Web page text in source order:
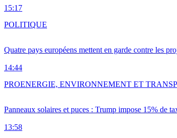
15:17
Quatre pays européens mettent en garde contre les
14:44
POLITIQUE
Panneaux solaires et puces : Trump impose 15% de
13:58
PROENERGIE, ENVIRONNEMENT ET